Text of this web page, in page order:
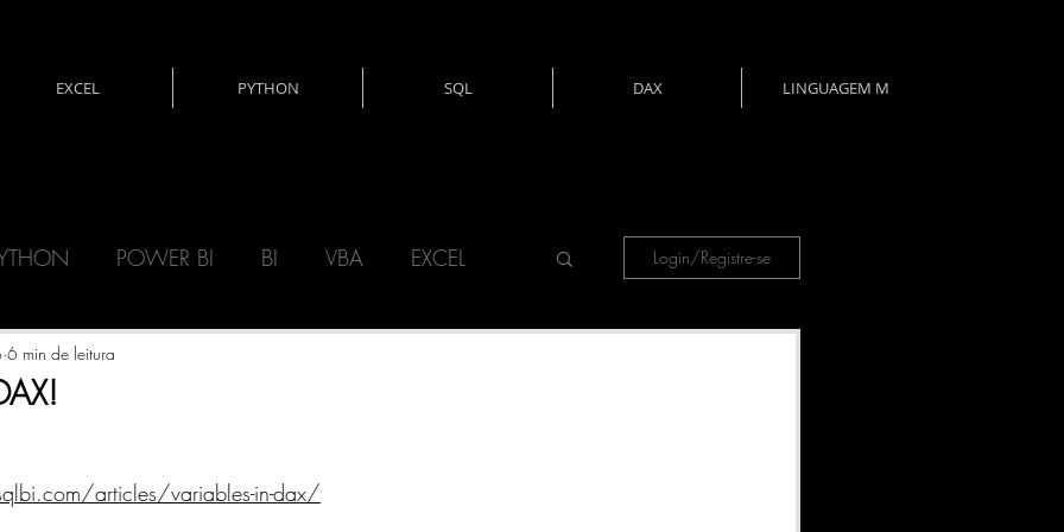
EXCEL PYTHON SQL DAX LINGUAGEM M
POWER BI BI VBA EXCEL Login/Registre-se
6 min de leitura
articles/variables-in-dax/